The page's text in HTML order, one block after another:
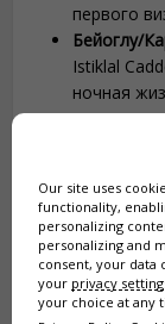
первого
Бейоглу/
Istiklal
ночная
заходите
многих
туристов
Our site uses
functionality,
personalizing
personalizing and
consent, your data
your privacy
your choice at any